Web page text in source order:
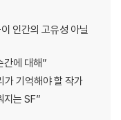
인간의 고유성 아닐
간에 대해”
기억해야 할 작가
지는 SF”